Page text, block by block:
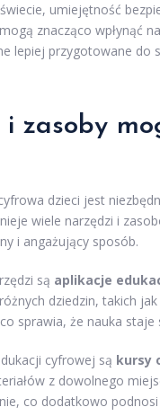
umiejętność
znacząco wpłynąć
lepiej przygotowane
i zasoby
dzieci jest
wiele narzędzi i
i angażujący sposób.
są aplikacje
dziedzin, takich
sprawia, że nauka staje
cyfrowej są kursy
z dowolnego
co dodatkowo